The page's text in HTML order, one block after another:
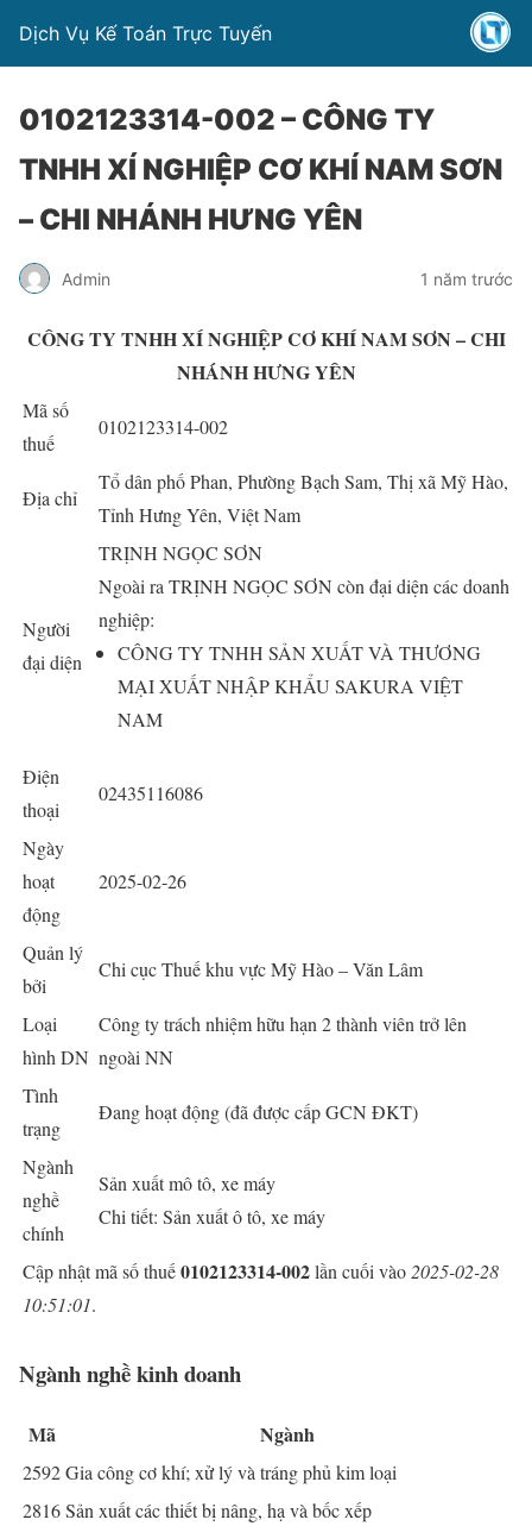
Dịch Vụ Kế Toán Trực Tuyến
0102123314-002 – CÔNG TY
TNHH XÍ NGHIỆP CƠ KHÍ NAM SƠN
– CHI NHÁNH HƯNG YÊN
Admin 1 năm trước
CÔNG TY TNHH XÍ NGHIỆP CƠ KHÍ NAM SƠN – CHI
NHÁNH HƯNG YÊN
Mã số
thuế
0102123314-002
Địa chỉ
Tổ dân phố Phan, Phường Bạch Sam, Thị xã Mỹ Hào,
Tỉnh Hưng Yên, Việt Nam
Người
đại diện
TRỊNH NGỌC SƠN
Ngoài ra TRỊNH NGỌC SƠN còn đại diện các doanh
nghiệp:
CÔNG TY TNHH SẢN XUẤT VÀ THƯƠNG
MẠI XUẤT NHẬP KHẨU SAKURA VIỆT
NAM
Điện
thoại
02435116086
Ngày
hoạt
động
2025-02-26
Quản lý
bởi
Chi cục Thuế khu vực Mỹ Hào – Văn Lâm
Loại
hình DN
Công ty trách nhiệm hữu hạn 2 thành viên trở lên
ngoài NN
Tình
trạng
Đang hoạt động (đã được cấp GCN ĐKT)
Ngành
nghề
chính
Sản xuất mô tô, xe máy
Chi tiết: Sản xuất ô tô, xe máy
Cập nhật mã số thuế0102123314-002lần cuối vào 2025-02-28
10:51:01.
Ngành nghề kinh doanh
Mã Ngành
2592Gia công cơ khí; xử lý và tráng phủ kim loại
2816Sản xuất các thiết bị nâng, hạ và bốc xếp